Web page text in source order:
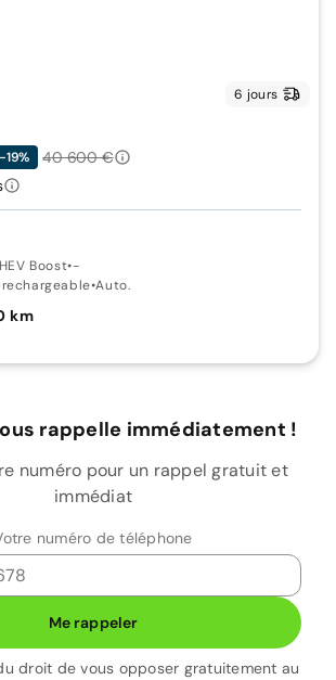
6 jours
Boost•-
•Auto.
km
-19%
40 600 €
rappelle immédiatement !
numéro pour un rappel gratuit et
immédiat
numéro de téléphone
Me rappeler
droit de vous opposer gratuitement au